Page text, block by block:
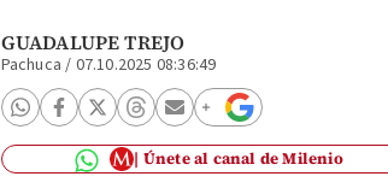
GUADALUPE TREJO
Pachuca / 07.10.2025 08:36:49
Únete al canal de Milenio